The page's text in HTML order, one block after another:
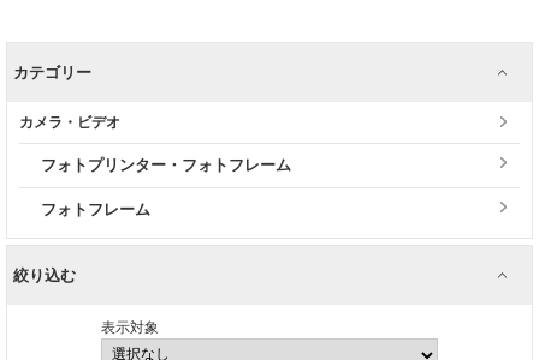
カテゴリー
カメラ・ビデオ
フォトプリンター・フォトフレーム
フォトフレーム
絞り込む
表示対象